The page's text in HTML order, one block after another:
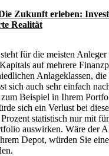
Zukunft erleben:
Realität
für die meisten
auf mehrere
Anlageklassen,
sich auch sehr einfach
Beispiel in Ihrem
sich ein Verlust bei
statistisch nur mit
auswirken. Wäre der
Depot, würden Sie